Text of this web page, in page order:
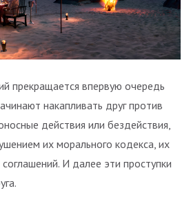
прекращается впервую очередь
накапливать друг против
действия или бездействия,
их морального кодекса, их
И далее эти проступки